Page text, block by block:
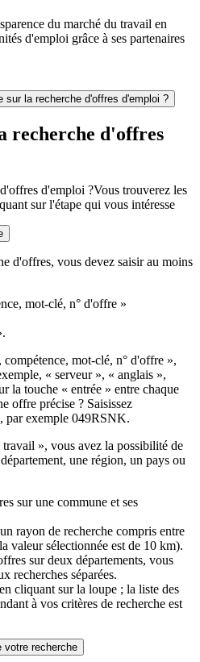
du marché du travail en
d'emploi grâce à ses partenaires
sur la recherche d'offres d'emploi ?
recherche d'offres
d'emploi ?Vous trouverez les
sur l'étape qui vous intéresse
d'offres, vous devez saisir au moins
mot-clé, n° d'offre »
mot-clé, n° d'offre »,
« serveur », « anglais »,
la touche « entrée » entre chaque
offre précise ? Saisissez
par exemple 049RSNK.
», vous avez la possibilité de
une région, un pays ou
sur une commune et ses
rayon de recherche compris entre
valeur sélectionnée est de 10 km).
sur deux départements, vous
recherches séparées.
cliquant sur la loupe ; la liste des
à vos critères de recherche est
votre recherche